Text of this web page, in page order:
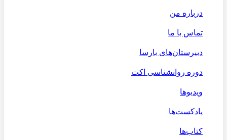
درباره من
تماس با ما
دبیرستان‌های بارسا
دوره روانشناسی اکت
ویدیوها
پادکست‌ها
کتاب‌ها